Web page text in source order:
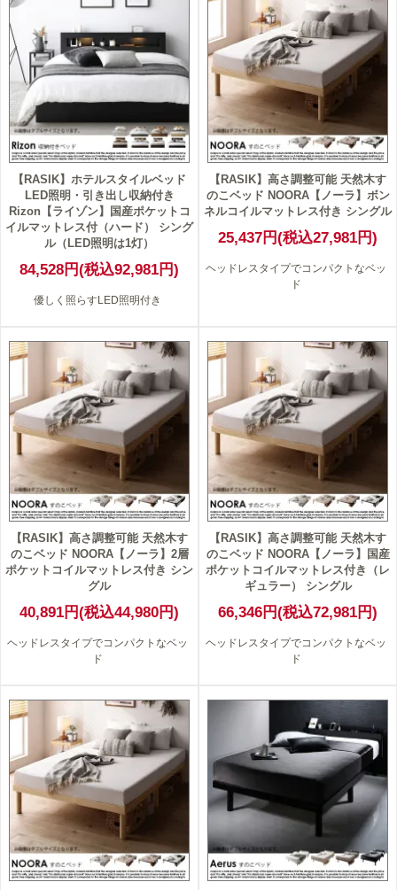
【RASIK】ホテルスタイルベッド
LED照明・引き出し収納付き
Rizon【ライゾン】国産ポケットコ
イルマットレス付（ハード） シング
ル（LED照明は1灯）
84,528円(税込92,981円)
優しく照らすLED照明付き
【RASIK】高さ調整可能 天然木す
のこベッド NOORA【ノーラ】ボン
ネルコイルマットレス付き シングル
25,437円(税込27,981円)
ヘッドレスタイプでコンパクトなベッ
ド
【RASIK】高さ調整可能 天然木す
のこベッド NOORA【ノーラ】2層
ポケットコイルマットレス付き シン
グル
40,891円(税込44,980円)
ヘッドレスタイプでコンパクトなベッ
ド
【RASIK】高さ調整可能 天然木す
のこベッド NOORA【ノーラ】国産
ポケットコイルマットレス付き（レ
ギュラー） シングル
66,346円(税込72,981円)
ヘッドレスタイプでコンパクトなベッ
ド